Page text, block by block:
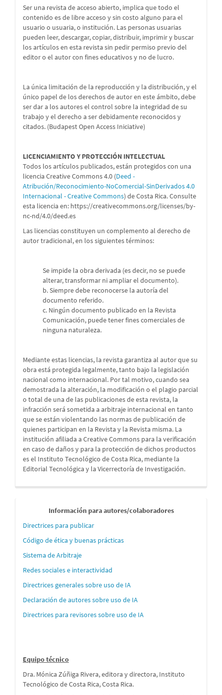
Ser una revista de acceso abierto, implica que todo el
contenido es de libre acceso y sin costo alguno para el
usuario o usuaria, o institución. Las personas usuarias
pueden leer, descargar, copiar, distribuir, imprimir y buscar
los artículos en esta revista sin pedir permiso previo del
editor o el autor con fines educativos y no de lucro.
La única limitación de la reproducción y la distribución, y el
único papel de los derechos de autor en este ámbito, debe
ser dar a los autores el control sobre la integridad de su
trabajo y el derecho a ser debidamente reconocidos y
citados. (Budapest Open Access Iniciative)
LICENCIAMIENTO Y PROTECCIÓN INTELECTUAL
Todos los artículos publicados, están protegidos con una
licencia Creative Commons 4.0 (Deed -
Atribución/Reconocimiento-NoComercial-SinDerivados 4.0
Internacional - Creative Commons) de Costa Rica. Consulte
esta licencia en: https://creativecommons.org/licenses/by-
nc-nd/4.0/deed.es
Las licencias constituyen un complemento al derecho de
autor tradicional, en los siguientes términos:
Se impide la obra derivada (es decir, no se puede
alterar, transformar ni ampliar el documento).
b. Siempre debe reconocerse la autoría del
documento referido.
c. Ningún documento publicado en la Revista
Comunicación, puede tener fines comerciales de
ninguna naturaleza.
Mediante estas licencias, la revista garantiza al autor que su
obra está protegida legalmente, tanto bajo la legislación
nacional como internacional. Por tal motivo, cuando sea
demostrada la alteración, la modificación o el plagio parcial
o total de una de las publicaciones de esta revista, la
infracción será sometida a arbitraje internacional en tanto
que se están violentando las normas de publicación de
quienes participan en la Revista y la Revista misma. La
institución afiliada a Creative Commons para la verificación
en caso de daños y para la protección de dichos productos
es el Instituto Tecnológico de Costa Rica, mediante la
Editorial Tecnológica y la Vicerrectoría de Investigación.
Informaci
´´on
para
autores
Información para autores/colaboradores
Directrices para publicar
Código de ética y buenas prácticas
Sistema de Arbitraje
Redes sociales e interactividad
Directrices generales sobre uso de IA
Declaración de autores sobre uso de IA
Directrices para revisores sobre uso de IA
Equipo técnico
Dra. Mónica Zúñiga Rivera, editora y directora, Instituto
Tecnológico de Costa Rica, Costa Rica.